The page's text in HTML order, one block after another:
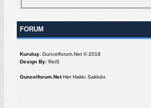
FORUM
Kuruluş: Guncelforum.Net © 2018
Design By: ReiS
Guncelforum.NetHer Hakkı Saklıdır.